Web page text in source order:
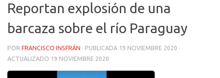
Reportan explosión de una
barcaza sobre el río Paraguay
POR FRANCISCO INSFRÁN · PUBLICADA 19 NOVIEMBRE 2020 ·
ACTUALIZADO 19 NOVIEMBRE 2020